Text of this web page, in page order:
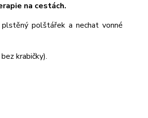
na cestách.
polštářek a nechat vonné
krabičky).